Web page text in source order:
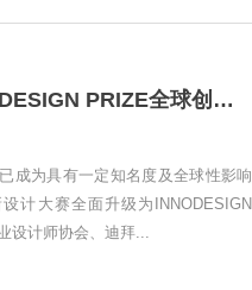
喜讯：热烈祝贺我司荣获法国2022年第九届INNODESIGN PRIZE全球创新设计大赛--银奖SilVer
成为具有一定知名度及全球性影响
计大赛全面升级为INNODESIGN
设计师协会、迪拜...